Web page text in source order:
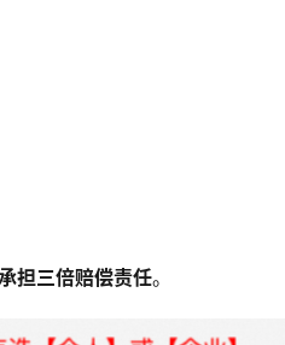
担三倍赔偿责任。